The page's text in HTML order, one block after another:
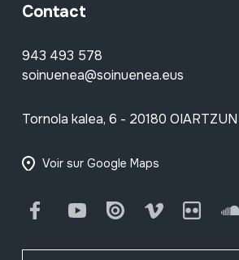
Contact
943 493 578
soinuenea@soinuenea.eus
Tornola kalea, 6 - 20180 OIARTZUN
Voir sur Google Maps
FacebookYoutube Issuu Vimeo Flickr